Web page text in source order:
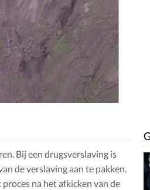
Bij een drugsverslaving is
de verslaving aan te pakken.
na het afkicken van de